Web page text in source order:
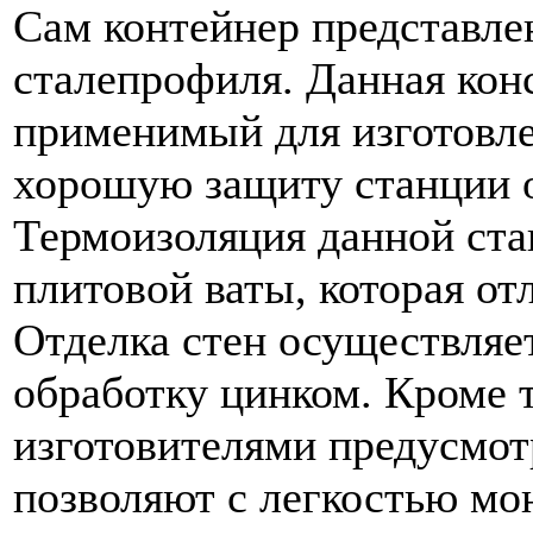
Сам контейнер
сталепрофиля. Данная
применимый для
хорошую защиту станции
Термоизоляция данной
плитовой ваты, которая
Отделка стен
обработку цинком. Кроме
изготовителями
позволяют с легкостью